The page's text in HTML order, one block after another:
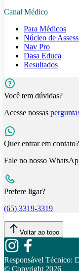
Canal Médico
Para Médicos
Núcleo de
Nav Pro
Dasa Educa
Resultados
Você tem dúvidas?
Acesse nossas
Quer entrar em contato?
Fale no nosso
Prefere ligar?
(65) 3319-3319
Voltar ao topo
Responsável Técnico:
© Copyright 2026